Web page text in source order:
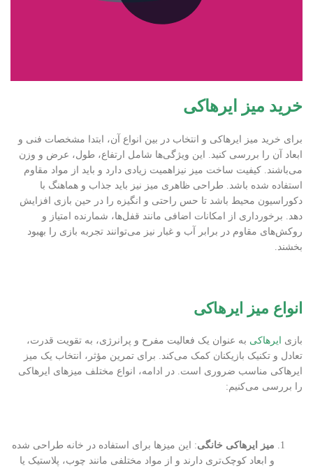
خرید میز ایرهاکی
برای خرید میز ایرهاکی و انتخاب در بین انواع آن، ابتدا مشخصات فنی و
ابعاد آن را بررسی کنید. این ویژگی‌ها شامل ارتفاع، طول، عرض و وزن
می‌باشند. کیفیت ساخت میز نیزاهمیت زیادی دارد و باید از مواد مقاوم
استفاده شده باشد. طراحی ظاهری میز نیز باید جذاب و هماهنگ با
دکوراسیون محیط باشد تا حس راحتی و انگیزه را در حین بازی افزایش
دهد. برخورداری از امکانات اضافی مانند قفل‌ها، شمارنده امتیاز و
روکش‌های مقاوم در برابر آب و غبار نیز می‌توانند تجربه بازی را بهبود
بخشند.
انواع میز ایرهاکی
بازی ایرهاکی به عنوان یک فعالیت مفرح و پرانرژی، به تقویت قدرت،
تعادل و تکنیک بازیکنان کمک می‌کند. برای تمرین مؤثر، انتخاب یک میز
ایرهاکی مناسب ضروری است. در ادامه، انواع مختلف میزهای ایرهاکی
را بررسی می‌کنیم:
میز ایرهاکی خانگی: این میزها برای استفاده در خانه طراحی شده
و ابعاد کوچک‌تری دارند و از مواد مختلفی مانند چوب، پلاستیک یا